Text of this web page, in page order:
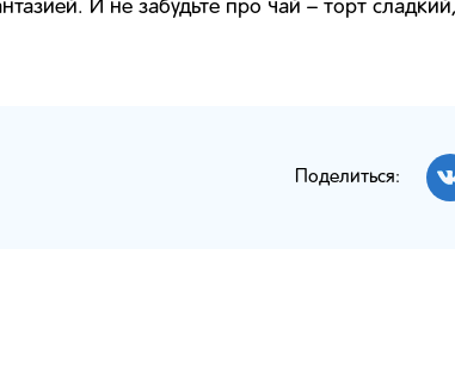
И не забудьте про чай – торт
Поделиться: